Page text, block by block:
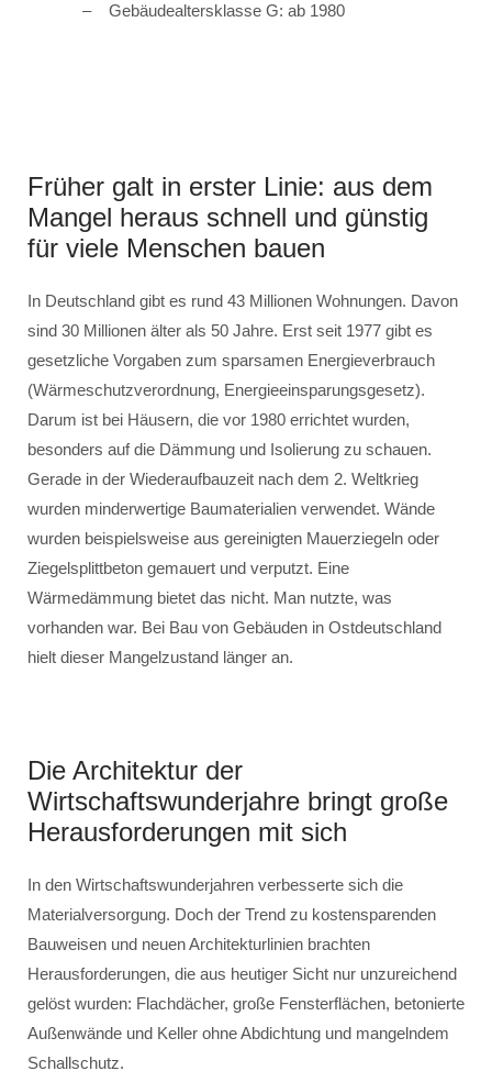
Gebäudealtersklasse G: ab 1980
Früher galt in erster Linie: aus dem
Mangel heraus schnell und günstig
für viele Menschen bauen
In Deutschland gibt es rund 43 Millionen Wohnungen. Davon
sind 30 Millionen älter als 50 Jahre. Erst seit 1977 gibt es
gesetzliche Vorgaben zum sparsamen Energieverbrauch
(Wärmeschutzverordnung, Energieeinsparungsgesetz).
Darum ist bei Häusern, die vor 1980 errichtet wurden,
besonders auf die Dämmung und Isolierung zu schauen.
Gerade in der Wiederaufbauzeit nach dem 2. Weltkrieg
wurden minderwertige Baumaterialien verwendet. Wände
wurden beispielsweise aus gereinigten Mauerziegeln oder
Ziegelsplittbeton gemauert und verputzt. Eine
Wärmedämmung bietet das nicht. Man nutzte, was
vorhanden war. Bei Bau von Gebäuden in Ostdeutschland
hielt dieser Mangelzustand länger an.
Die Architektur der
Wirtschaftswunderjahre bringt große
Herausforderungen mit sich
In den Wirtschaftswunderjahren verbesserte sich die
Materialversorgung. Doch der Trend zu kostensparenden
Bauweisen und neuen Architekturlinien brachten
Herausforderungen, die aus heutiger Sicht nur unzureichend
gelöst wurden: Flachdächer, große Fensterflächen, betonierte
Außenwände und Keller ohne Abdichtung und mangelndem
Schallschutz.